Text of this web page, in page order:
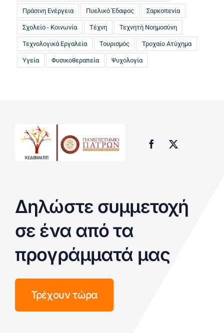
Πράσινη Ενέργεια Πυελικό Έδαφος Σαρκοπενία
Σχολείο - Κοινωνία Τέχνη Τεχνητή Νοημοσύνη
Τεχνολογικά Εργαλεία Τουρισμός Τροχαίο Ατύχημα
Υγεία Φυσικοθεραπεία Ψυχολογία
Δηλώστε συμμετοχή
σε ένα από τα
προγράμματά μας
Τρέχουν τώρα